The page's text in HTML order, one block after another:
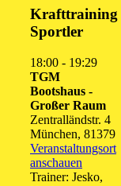
Krafttraining
Sportler
18:00 - 19:29
TGM
Bootshaus -
Großer Raum
Zentralländstr. 4
München, 81379
Veranstaltungsort
anschauen
Trainer: Jesko,